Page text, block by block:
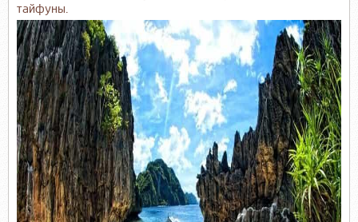
тайфуны.